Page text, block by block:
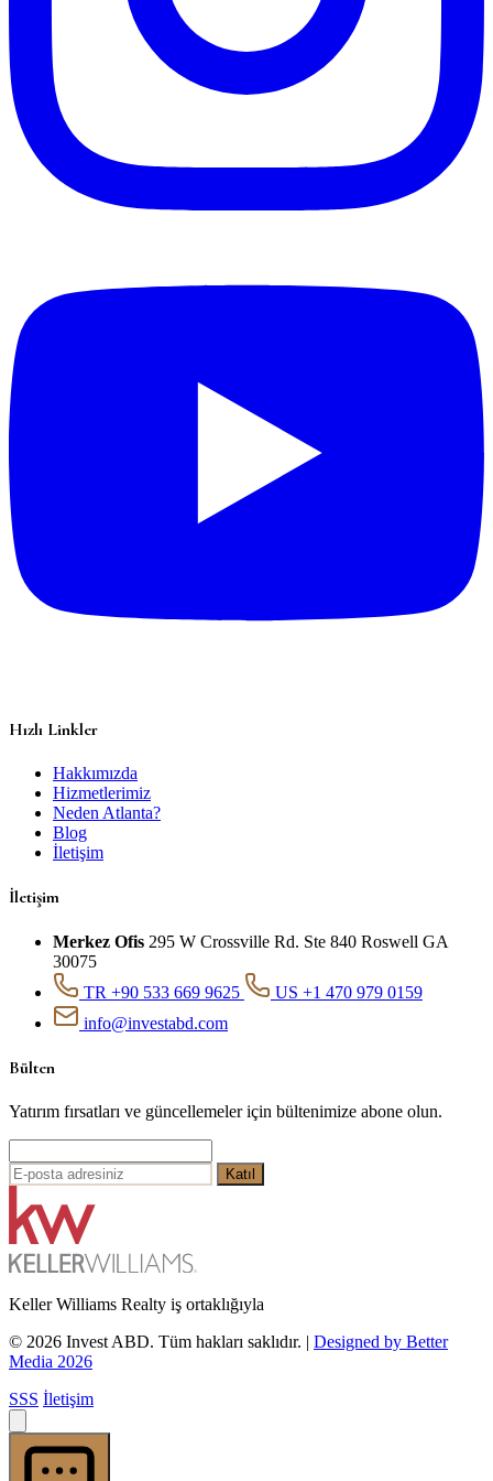
Hızlı Linkler
Hakkımızda
Hizmetlerimiz
Neden Atlanta?
Blog
İletişim
İletişim
Merkez Ofis 295 W Crossville Rd. Ste 840 Roswell GA
30075
TR +90 533 669 9625
US +1 470 979 0159
info@investabd.com
Bülten
Yatırım fırsatları ve güncellemeler için bültenimize abone olun.
Katıl
Keller Williams Realty iş ortaklığıyla
© 2026 Invest ABD. Tüm hakları saklıdır. | Designed by Better
Media 2026
SSS İletişim